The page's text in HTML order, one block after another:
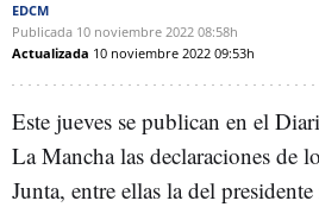
EDCM
Publicada 10 noviembre 2022 08:58h
Actualizada 10 noviembre 2022 09:53h
Este jueves se publican en el
La Mancha las declaraciones de
Junta, entre ellas la del